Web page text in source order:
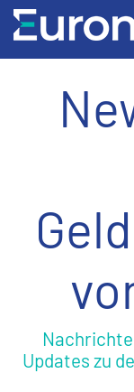
Updates zu